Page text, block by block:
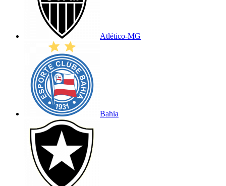
Atlético-MG
Bahia